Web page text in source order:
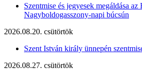
Szentmise és jegyesek megáldása az
Nagyboldogasszony-napi búcsún
2026.08.20. csütörtök
Szent István király ünnepén
2026.08.27. csütörtök